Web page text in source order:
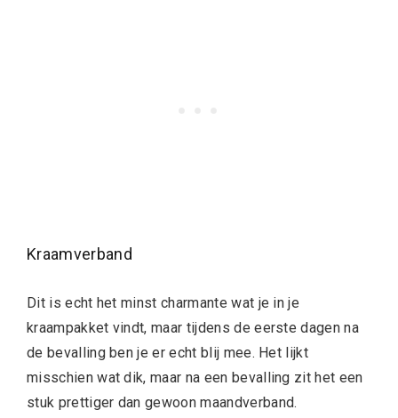
Kraamverband
Dit is echt het minst charmante wat je in je
kraampakket vindt, maar tijdens de eerste dagen na
de bevalling ben je er echt blij mee. Het lijkt
misschien wat dik, maar na een bevalling zit het een
stuk prettiger dan gewoon maandverband.